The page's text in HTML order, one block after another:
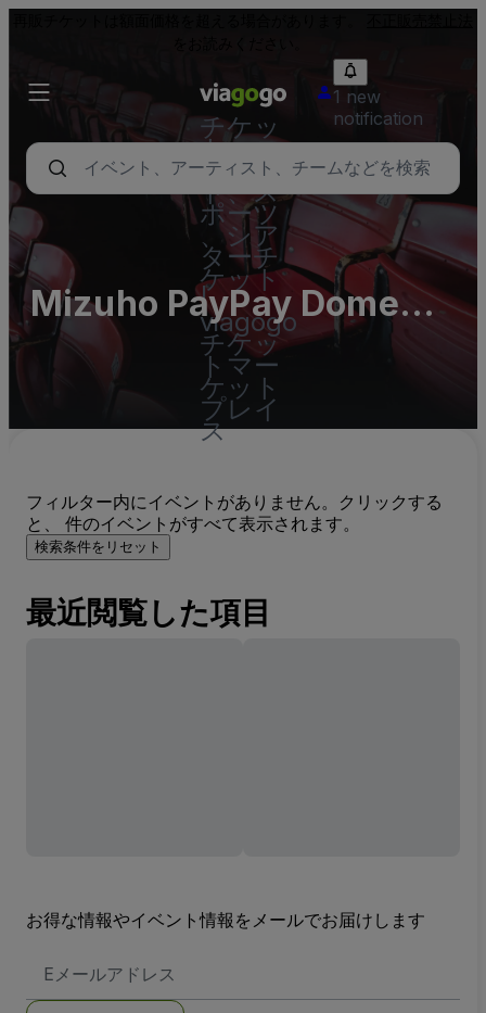
チケッ
ト - コ
ンサー
ト、ス
ポーツ
、シア
ターチ
ケット
|
viagogo
チケッ
トマー
ケット
プレイ
ス
1 new
notification
Mizuho PayPay Dome
(InActive)
フィルター内にイベントがありません。クリックする
と、 件のイベントがすべて表示されます。
検索条件をリセット
最近閲覧した項目
お得な情報やイベント情報をメールでお届けします
メ